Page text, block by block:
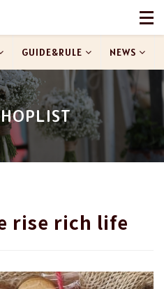
GUIDE&RULE NEWS
rise rich life